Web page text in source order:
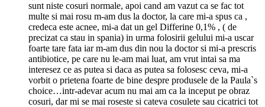
sunt niste cosuri normale, apoi cand am vazut ca se fac tot
multe si mai rosu m-am dus la doctor, la care mi-a spus ca ,
credeca este acnee, mi-a dat un gel Differine 0,1% , ( de
precizat ca stau in spania) in urma folosirii gelului mi-a uscar
foarte tare fata iar m-am dus din nou la doctor si mi-a prescris
antibiotice, pe care nu le-am mai luat, am vrut intai sa ma
interesez ce as putea si daca as putea sa folosesc ceva, mi-a
vorbit o prietena foarte de bine despre produsele de la Paula`s
choice…intr-adevar acum nu mai am ca la inceput pe obraz
cosuri, dar mi se mai roseste si cateva cosulete sau cicatrici tot